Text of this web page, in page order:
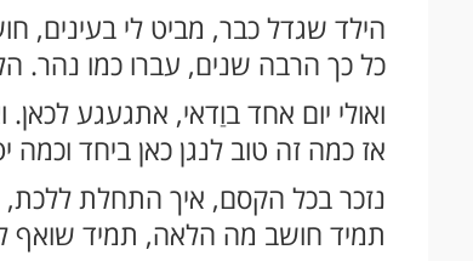
הילד שגדל כבר, מביט לי בעינים,
כל כך הרבה שנים, עברו כמו נהר.
ואולי יום אחד בוַדאי, אתגעגע
אז כמה זה טוב לנגן כאן ביחד
נזכר בכל הקסם, איך התחלת
תמיד חושב מה הלאה, תמיד שואף